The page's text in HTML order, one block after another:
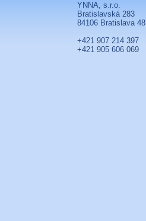
YNNA, s.r.o.
Bratislavská 283
84106 Bratislava 48
+421 907 214 397
+421 905 606 069